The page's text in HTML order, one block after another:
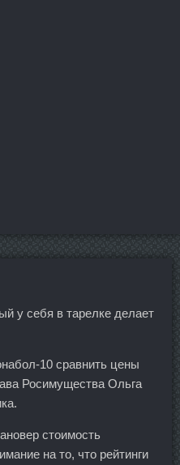
у себя в тарелке делает
10 сравнить цены
Росимущества Ольга
стоимость
на то, что рейтинги